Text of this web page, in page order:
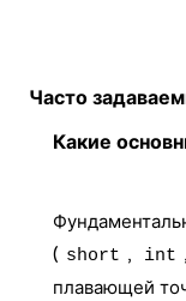
Часто
Какие
( short , int ,
плавающей